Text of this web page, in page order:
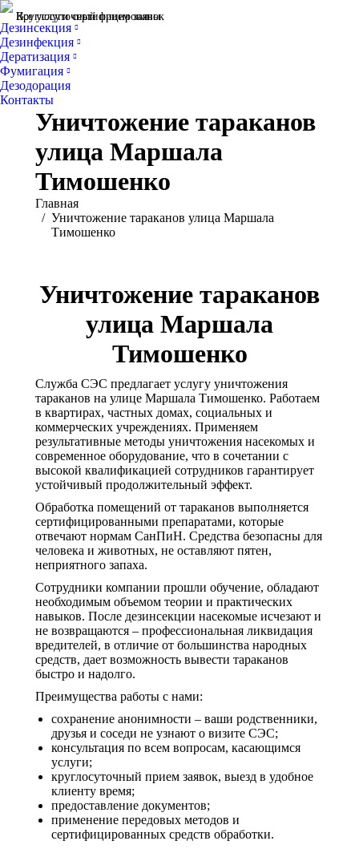
Все услуги сертифицированы
Круглосуточный прием заявок
Дезинсекция
Дезинфекция
Дератизация
Фумигация
Дезодорация
Контакты
Уничтожение тараканов
улица Маршала
Тимошенко
Вы здесь:
Главная
Уничтожение тараканов улица Маршала
Тимошенко
Уничтожение тараканов
улица Маршала
Тимошенко
Служба СЭС предлагает услугу уничтожения
тараканов на улице Маршала Тимошенко. Работаем
в квартирах, частных домах, социальных и
коммерческих учреждениях. Применяем
результативные методы уничтожения насекомых и
современное оборудование, что в сочетании с
высокой квалификацией сотрудников гарантирует
устойчивый продолжительный эффект.
Обработка помещений от тараканов выполняется
сертифицированными препаратами, которые
отвечают нормам СанПиН. Средства безопасны для
человека и животных, не оставляют пятен,
неприятного запаха.
Сотрудники компании прошли обучение, обладают
необходимым объемом теории и практических
навыков. После дезинсекции насекомые исчезают и
не возвращаются – профессиональная ликвидация
вредителей, в отличие от большинства народных
средств, дает возможность вывести тараканов
быстро и надолго.
Преимущества работы с нами:
сохранение анонимности – ваши родственники,
друзья и соседи не узнают о визите СЭС;
консультация по всем вопросам, касающимся
услуги;
круглосуточный прием заявок, выезд в удобное
клиенту время;
предоставление документов;
применение передовых методов и
сертифицированных средств обработки.